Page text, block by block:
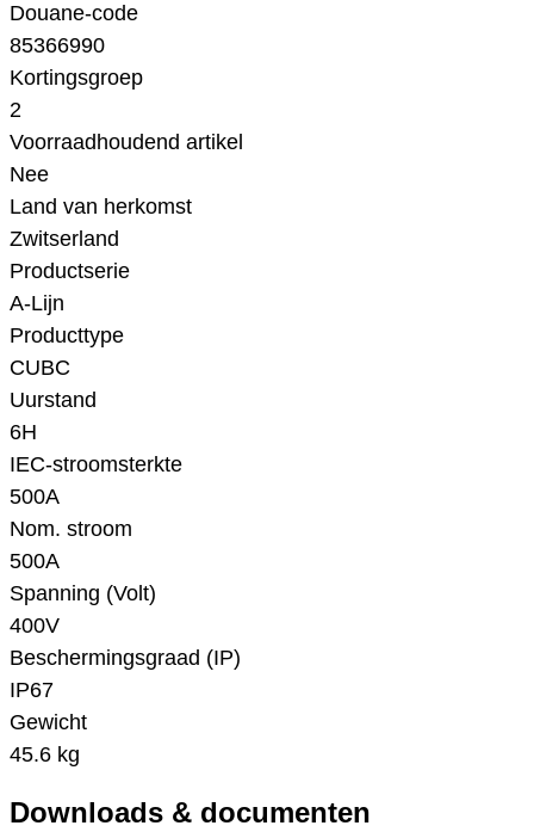
Douane-code
85366990
Kortingsgroep
2
Voorraadhoudend artikel
Nee
Land van herkomst
Zwitserland
Productserie
A-Lijn
Producttype
CUBC
Uurstand
6H
IEC-stroomsterkte
500A
Nom. stroom
500A
Spanning (Volt)
400V
Beschermingsgraad (IP)
IP67
Gewicht
45.6 kg
Downloads & documenten